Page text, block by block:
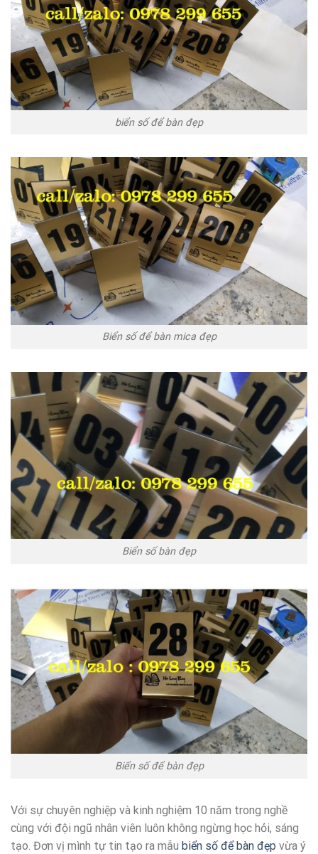
biển số để bàn đẹp
Biển số để bàn mica đẹp
Biển số bàn đẹp
Biển số để bàn đẹp
Với sự chuyên nghiệp và kinh nghiệm 10 năm trong nghề
cùng với đội ngũ nhân viên luôn không ngừng học hỏi, sáng
tạo. Đơn vị mình tự tin tạo ra mẫu biển số để bàn đẹp vừa ý